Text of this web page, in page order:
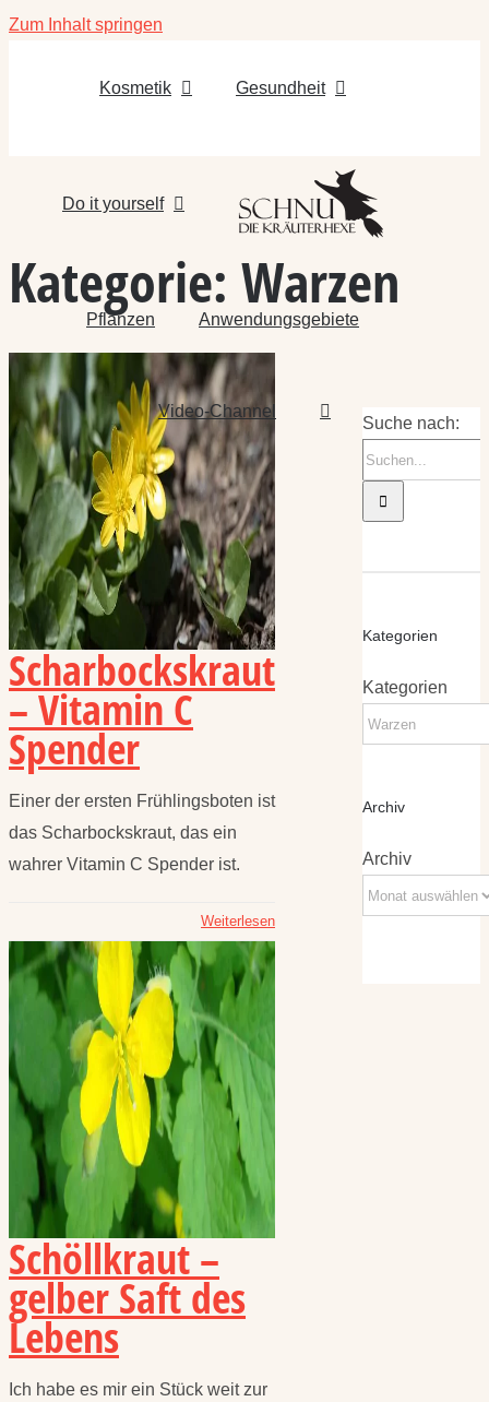
Zum Inhalt springen
Kosmetik Gesundheit
Do it yourself
Pflanzen Anwendungsgebiete
Video-Channel
Kategorie: Warzen
Scharbockskraut
– Vitamin C
Spender
Einer der ersten Frühlingsboten ist
das Scharbockskraut, das ein
wahrer Vitamin C Spender ist.
Weiterlesen
Schöllkraut –
gelber Saft des
Lebens
Ich habe es mir ein Stück weit zur
Suche nach:
Kategorien
Kategorien
Archiv
Archiv